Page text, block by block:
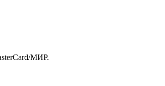
МИР.